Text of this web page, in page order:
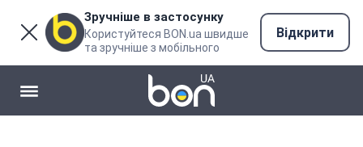
Зручніше в застосунку
Користуйтеся BON.ua швидше
та зручніше з мобільного
Відкрити